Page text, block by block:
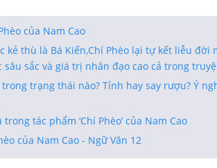
của Nam Cao
kẻ thù là Bá Kiến,Chí Phèo lại tự kết liễu đời
sắc và giá trị nhân đạo cao cả trong
trong trạng thái nào? Tỉnh hay say rượu? Ý
tác phẩm ‘Chí Phèo’ của Nam Cao
của Nam Cao - Ngữ Văn 12